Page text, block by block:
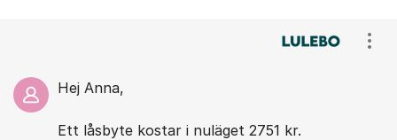
Hej Anna,
Ett låsbyte kostar i nuläget 2751 kr.